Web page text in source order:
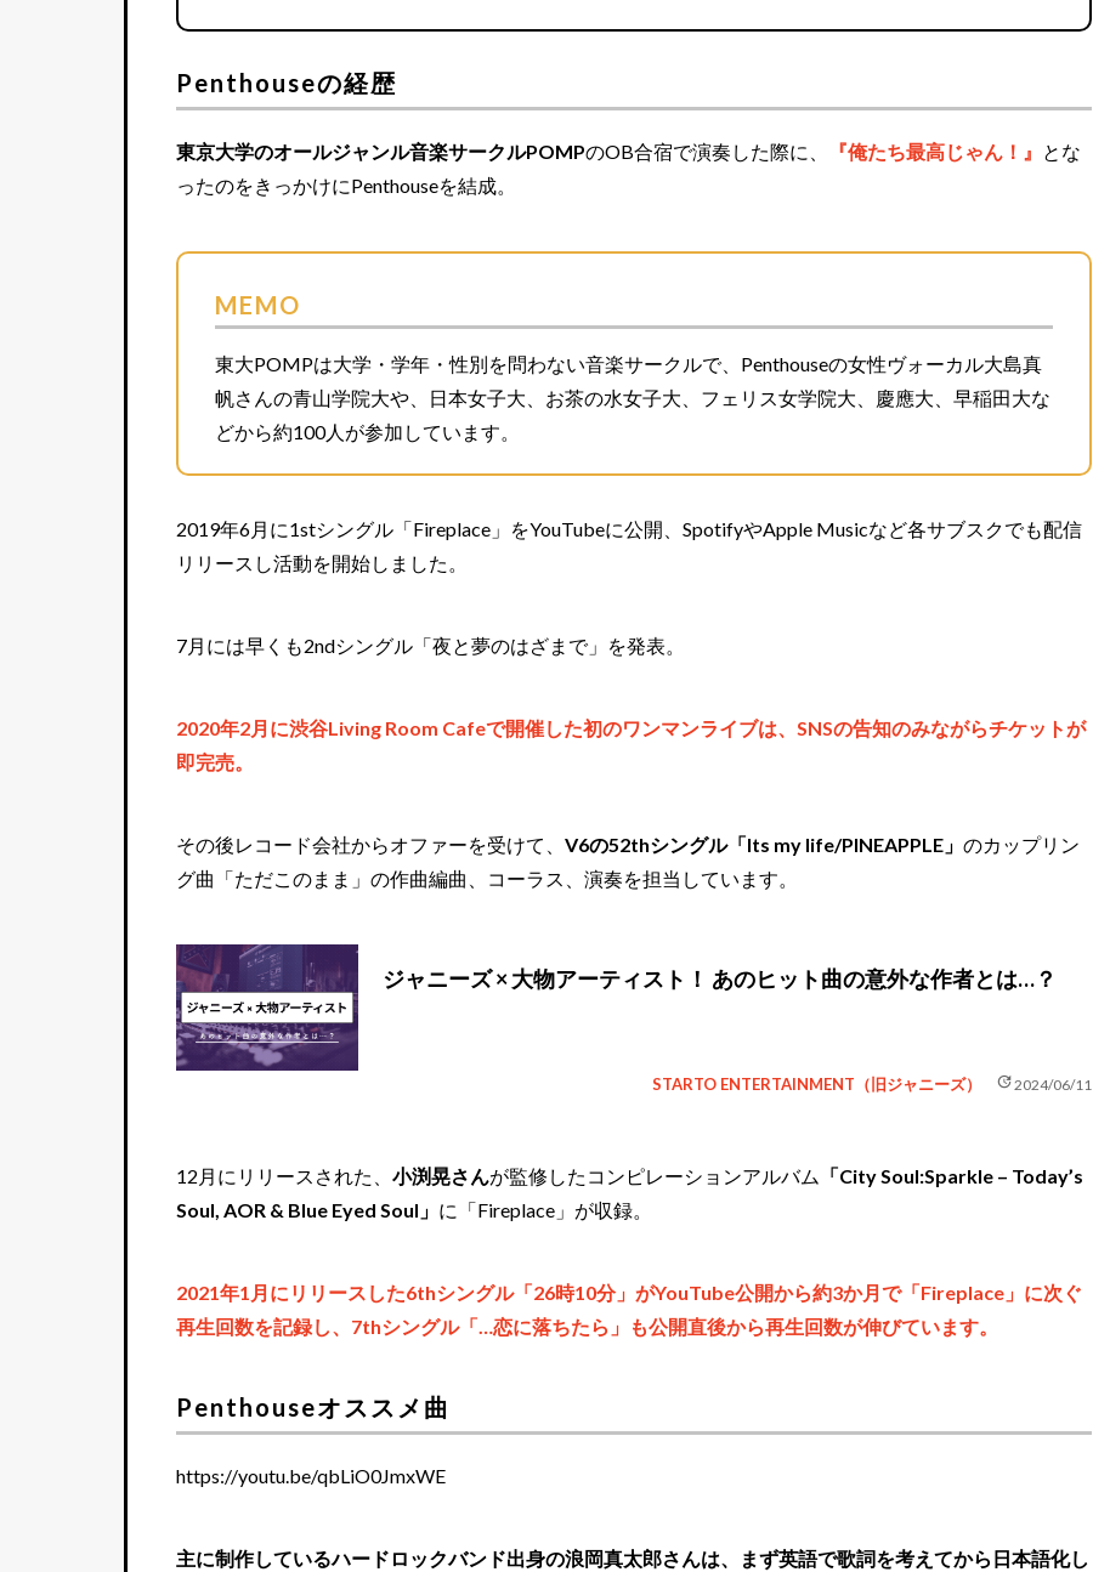
Penthouseの経歴
東京大学のオールジャンル音楽サークルPOMPのOB合宿で演奏した際に、 『俺たち最高じゃん！』 とな
ったのをきっかけにPenthouseを結成。
MEMO
東大POMPは大学・学年・性別を問わない音楽サークルで、Penthouseの女性ヴォーカル大島真
帆さんの青山学院大や、日本女子大、お茶の水女子大、フェリス女学院大、慶應大、早稲田大な
どから約100人が参加しています。
2019年6月に1stシングル「Fireplace」をYouTubeに公開、SpotifyやApple Musicなど各サブスクでも配信
リリースし活動を開始しました。
7月には早くも2ndシングル「夜と夢のはざまで」を発表。
2020年2月に渋谷Living Room Cafeで開催した初のワンマンライブは、SNSの告知のみながらチケットが
即完売。
その後レコード会社からオファーを受けて、 V6の52thシングル「Its my life/PINEAPPLE」 のカップリン
グ曲「ただこのまま」の作曲編曲、コーラス、演奏を担当しています。
ジャニーズ × 大物アーティスト！ あのヒット曲の意外な作者とは…？
STARTO ENTERTAINMENT（旧ジャニーズ） update2024/06/11
12月にリリースされた、 小渕晃さんが監修したコンピレーションアルバム 「City Soul:Sparkle – Today’s
Soul, AOR & Blue Eyed Soul」 に「Fireplace」が収録。
2021年1月にリリースした6thシングル「26時10分」がYouTube公開から約3か月で「Fireplace」に次ぐ
再生回数を記録し、7thシングル「…恋に落ちたら」も公開直後から再生回数が伸びています。
Penthouseオススメ曲
https://youtu.be/qbLiO0JmxWE
主に制作しているハードロックバンド出身の浪岡真太郎さんは、まず英語で歌詞を考えてから日本語化し